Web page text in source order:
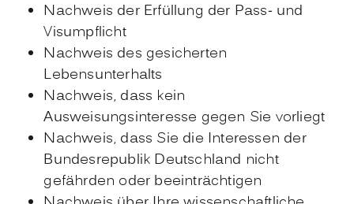
Nachweis der Erfüllung der Pass- und
Visumpflicht
Nachweis des gesicherten
Lebensunterhalts
Nachweis, dass kein
Ausweisungsinteresse gegen Sie vorliegt
Nachweis, dass Sie die Interessen der
Bundesrepublik Deutschland nicht
gefährden oder beeinträchtigen